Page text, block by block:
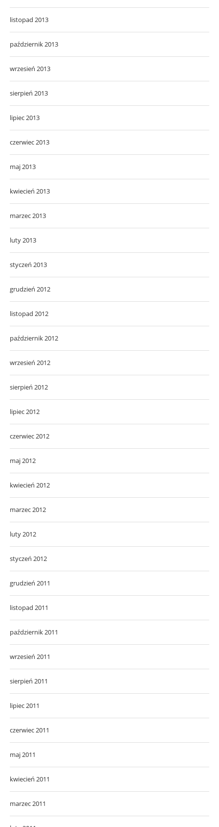
listopad 2013
październik 2013
wrzesień 2013
sierpień 2013
lipiec 2013
czerwiec 2013
maj 2013
kwiecień 2013
marzec 2013
luty 2013
styczeń 2013
grudzień 2012
listopad 2012
październik 2012
wrzesień 2012
sierpień 2012
lipiec 2012
czerwiec 2012
maj 2012
kwiecień 2012
marzec 2012
luty 2012
styczeń 2012
grudzień 2011
listopad 2011
październik 2011
wrzesień 2011
sierpień 2011
lipiec 2011
czerwiec 2011
maj 2011
kwiecień 2011
marzec 2011